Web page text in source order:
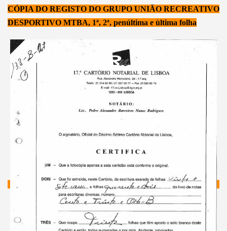
CÓPIA DO REGISTO DO GRUPO UNIÃO RECREATIVO
DESPORTIVO MTBA, 1ª, 2ª, penúltima e ùltima folha